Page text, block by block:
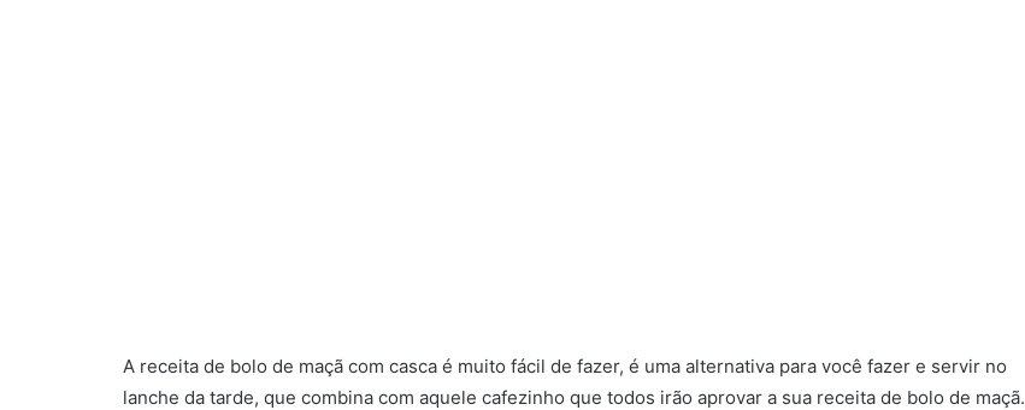
A receita de bolo de maçã com casca é muito fácil de fazer, é uma alternativa para você fazer e servir no
lanche da tarde, que combina com aquele cafezinho que todos irão aprovar a sua receita de bolo de maçã.